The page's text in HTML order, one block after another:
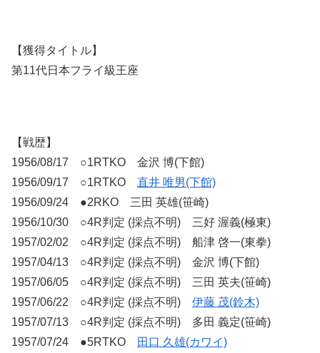
【獲得タイトル】
第11代日本フライ級王座
【戦歴】
1956/08/17 ○1RTKO 金沢 博(下館)
1956/09/17 ○1RTKO 直井 唯男(下館)
1956/09/24 ●2RKO 三田 英雄(笹崎)
1956/10/30 ○4R判定 (採点不明) 三好 渥義(極東)
1957/02/02 ○4R判定 (採点不明) 船津 啓一(東拳)
1957/04/13 ○4R判定 (採点不明) 金沢 博(下館)
1957/06/05 ○4R判定 (採点不明) 三田 英夫(笹崎)
1957/06/22 ○4R判定 (採点不明) 伊藤 茂(鈴木)
1957/07/13 ○4R判定 (採点不明) 多田 義定(笹崎)
1957/07/24 ●5RTKO
田口 久雄(カワイ)